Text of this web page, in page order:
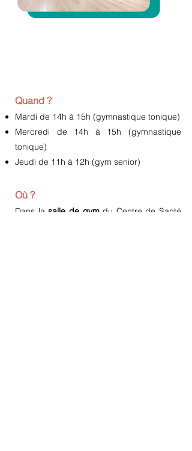
Quand ?
Mardi de 14h à 15h (gymnastique tonique)
Mercredi de 14h à 15h (gymnastique
tonique)
Jeudi de 11h à 12h (gym senior)
Où ?
Dans la salle de gymdu Centre de Santé